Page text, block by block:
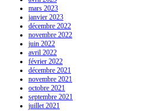
mars 2023
janvier 2023
décembre 2022
novembre 2022
juin 2022
avril 2022
février 2022
décembre 2021
novembre 2021
octobre 2021
septembre 2021
juillet 2021